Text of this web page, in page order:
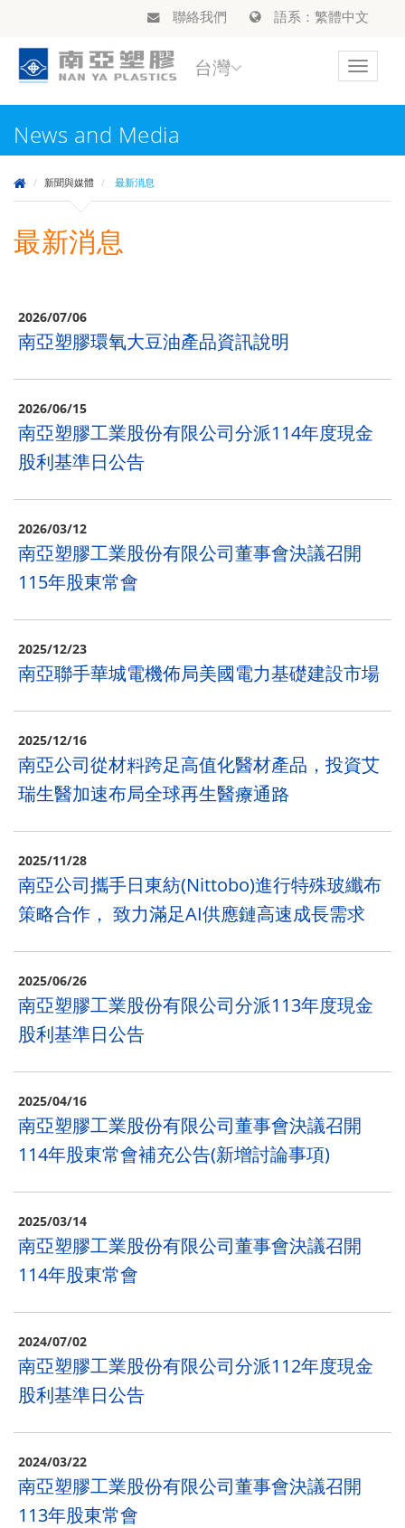
聯絡我們 語系：繁體中文
Toggle
台灣
News and Media
新聞與媒體 最新消息
最新消息
2026/07/06
南亞塑膠環氧大豆油產品資訊說明
2026/06/15
南亞塑膠工業股份有限公司分派114年度現金
股利基準日公告
2026/03/12
南亞塑膠工業股份有限公司董事會決議召開
115年股東常會
2025/12/23
南亞聯手華城電機佈局美國電力基礎建設市場
2025/12/16
南亞公司從材料跨足高值化醫材產品，投資艾
瑞生醫加速布局全球再生醫療通路
2025/11/28
南亞公司攜手日東紡(Nittobo)進行特殊玻纖布
策略合作， 致力滿足AI供應鏈高速成長需求
2025/06/26
南亞塑膠工業股份有限公司分派113年度現金
股利基準日公告
2025/04/16
南亞塑膠⼯業股份有限公司董事會決議召開
114年股東常會補充公告(新增討論事項)
2025/03/14
南亞塑膠工業股份有限公司董事會決議召開
114年股東常會
2024/07/02
南亞塑膠工業股份有限公司分派112年度現金
股利基準日公告
2024/03/22
南亞塑膠工業股份有限公司董事會決議召開
113年股東常會